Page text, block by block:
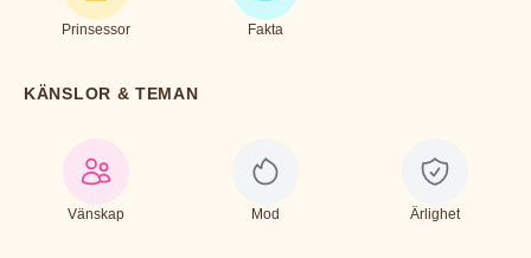
Prinsessor Fakta
KÄNSLOR & TEMAN
Vänskap Mod Ärlighet